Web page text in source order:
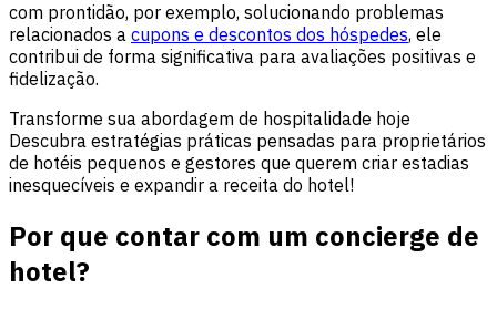
com prontidão, por exemplo, solucionando problemas
relacionados a cupons e descontos dos hóspedes, ele
contribui de forma significativa para avaliações positivas e
fidelização.
Transforme sua abordagem de hospitalidade hoje
Descubra estratégias práticas pensadas para proprietários
de hotéis pequenos e gestores que querem criar estadias
inesquecíveis e expandir a receita do hotel!
Por que contar com um concierge de
hotel?